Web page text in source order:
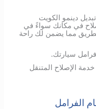
دينمو الكويت
في مكانك سواءً في
مما يضمن لك راحة
فرامل سيارتك.
الإصلاح المتنقل
الفرامل